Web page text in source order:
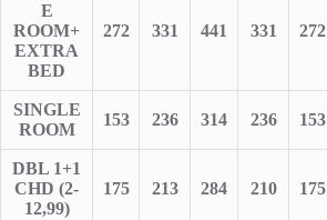
E
ROOM+
EXTRA
BED
272 331 441 331 272
SINGLE
ROOM
153 236 314 236 153
DBL 1+1
CHD (2-
12,99)
175 213 284 210 175